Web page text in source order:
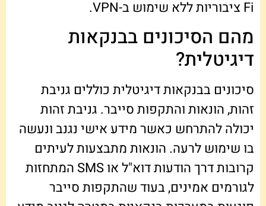
Fi ציבוריות ללא שימוש ב-VPN.
מהם הסיכונים בבנקאות
דיגיטלית?
סיכונים בבנקאות דיגיטלית כוללים גניבת
זהות, הונאות והתקפות סייבר. גניבת זהות
יכולה להתרחש כאשר מידע אישי נגנב ונעשה
בו שימוש לרעה. הונאות מתבצעות לעיתים
קרובות דרך הודעות דוא"ל או SMS המתחזות
לגורמים אמינים, בעוד שהתקפות סייבר